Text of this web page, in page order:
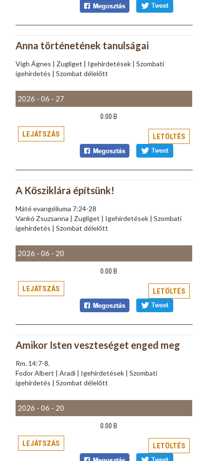
Anna történetének tanulságai
Vigh Ágnes | Zugliget | Igehirdetések | Szombati
igehirdetés | Szombat délelőtt
2026 - 06 - 27
0.00 B
LEJÁTSZÁS
LETÖLTÉS
A Kősziklára építsünk!
Máté evangéliuma 7:24-28
Vankó Zsuzsanna | Zugliget | Igehirdetések | Szombati
igehirdetés | Szombat délelőtt
2026 - 06 - 20
0.00 B
LEJÁTSZÁS
LETÖLTÉS
Amikor Isten veszteséget enged meg
Rm. 14:7-8.
Fodor Albert | Aradi | Igehirdetések | Szombati
igehirdetés | Szombat délelőtt
2026 - 06 - 20
0.00 B
LEJÁTSZÁS
LETÖLTÉS